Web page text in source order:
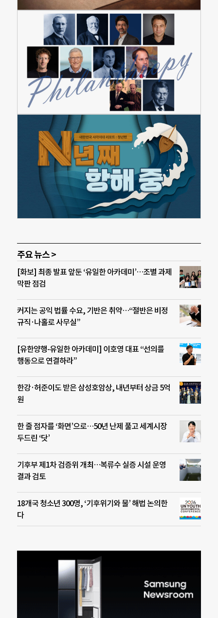
주요 뉴스 >
[화보] 최종 발표 앞둔 ‘유일한 아카데미’…조별 과제
막판 점검
커지는 공익 법률 수요, 기반은 취약…“절반은 비정
규직·나홀로 사무실”
[유한양행-유일한 아카데미] 이호영 대표 “선의를
행동으로 연결하라”
한강·허준이도 받은 삼성호암상, 내년부터 상금 5억
원
한 줄 점자를 ‘화면’으로…50년 난제 풀고 세계시장
두드린 ‘닷’
기후부 제1차 검증위 개최…복류수 실증 시설 운영
결과 검토
18개국 청소년 300명, ‘기후위기와 물’ 해법 논의한
다